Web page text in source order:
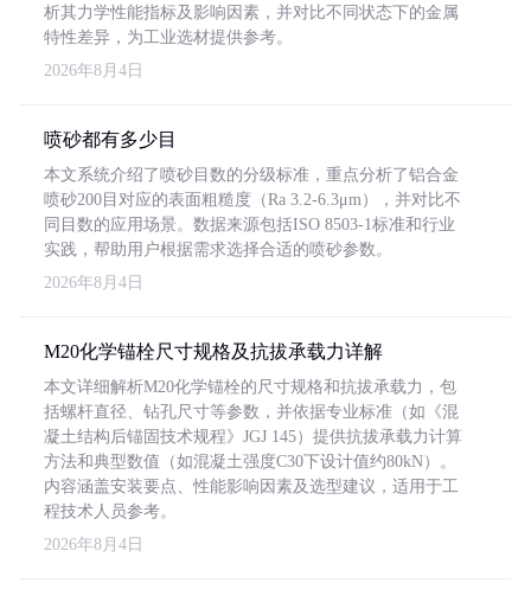
析其力学性能指标及影响因素，并对比不同状态下的金属
特性差异，为工业选材提供参考。
2026年8月4日
喷砂都有多少目
本文系统介绍了喷砂目数的分级标准，重点分析了铝合金
喷砂200目对应的表面粗糙度（Ra 3.2-6.3μm），并对比不
同目数的应用场景。数据来源包括ISO 8503-1标准和行业
实践，帮助用户根据需求选择合适的喷砂参数。
2026年8月4日
M20化学锚栓尺寸规格及抗拔承载力详解
本文详细解析M20化学锚栓的尺寸规格和抗拔承载力，包
括螺杆直径、钻孔尺寸等参数，并依据专业标准（如《混
凝土结构后锚固技术规程》JGJ 145）提供抗拔承载力计算
方法和典型数值（如混凝土强度C30下设计值约80kN）。
内容涵盖安装要点、性能影响因素及选型建议，适用于工
程技术人员参考。
2026年8月4日